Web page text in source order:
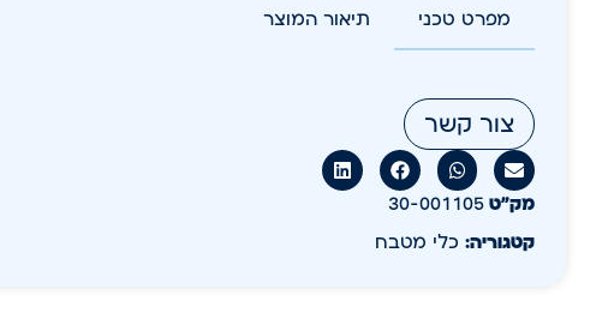
מפרט טכני תיאור המוצר
צור קשר
מק״ט 30-001105
קטגוריה: כלי מטבח